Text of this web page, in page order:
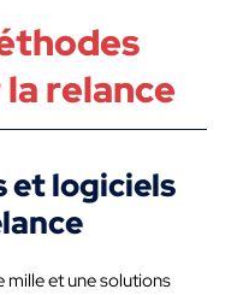
relance
et logiciels
mille et une solutions